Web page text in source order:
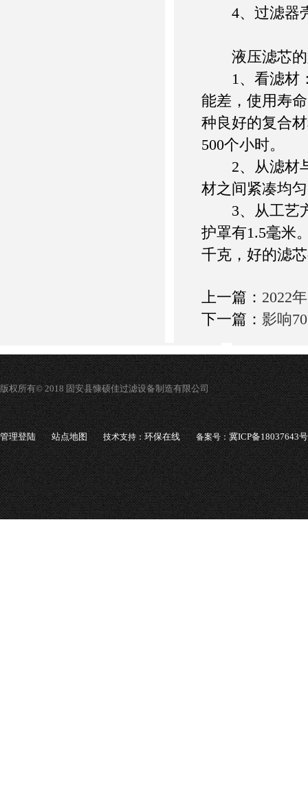
4、过滤器壳
液压滤芯的
1、看滤材：
能差，使用寿
种良好的复合
500个小时。
2、从滤材与
材之间紧凑均
3、从工艺方
护罩有1.5毫米
千克，好的滤
上一篇： 2022
下一篇： 影响
版权所有© 2018 固安县慷硕佳过滤设备制造有限公司
管理登陆 站点地图 技术支持：环保在线 备案号：冀ICP备18037643